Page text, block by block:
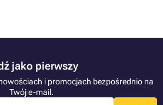
jako pierwszy
i promocjach bezpośrednio na
Twój e-mail.